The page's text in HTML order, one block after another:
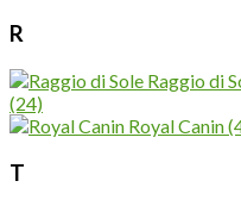
R
Raggio di
(24)
Royal Canin
T